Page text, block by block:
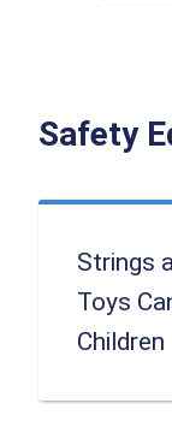
Safety
Strings
Toys
Children